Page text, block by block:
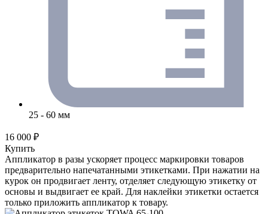
25 - 60 мм
16 000 ₽
Купить
Аппликатор в разы ускоряет процесс маркировки товаров
предварительно напечатанными этикетками. При нажатии на
курок он продвигает ленту, отделяет следующую этикетку от
основы и выдвигает ее край. Для наклейки этикетки остается
только приложить аппликатор к товару.